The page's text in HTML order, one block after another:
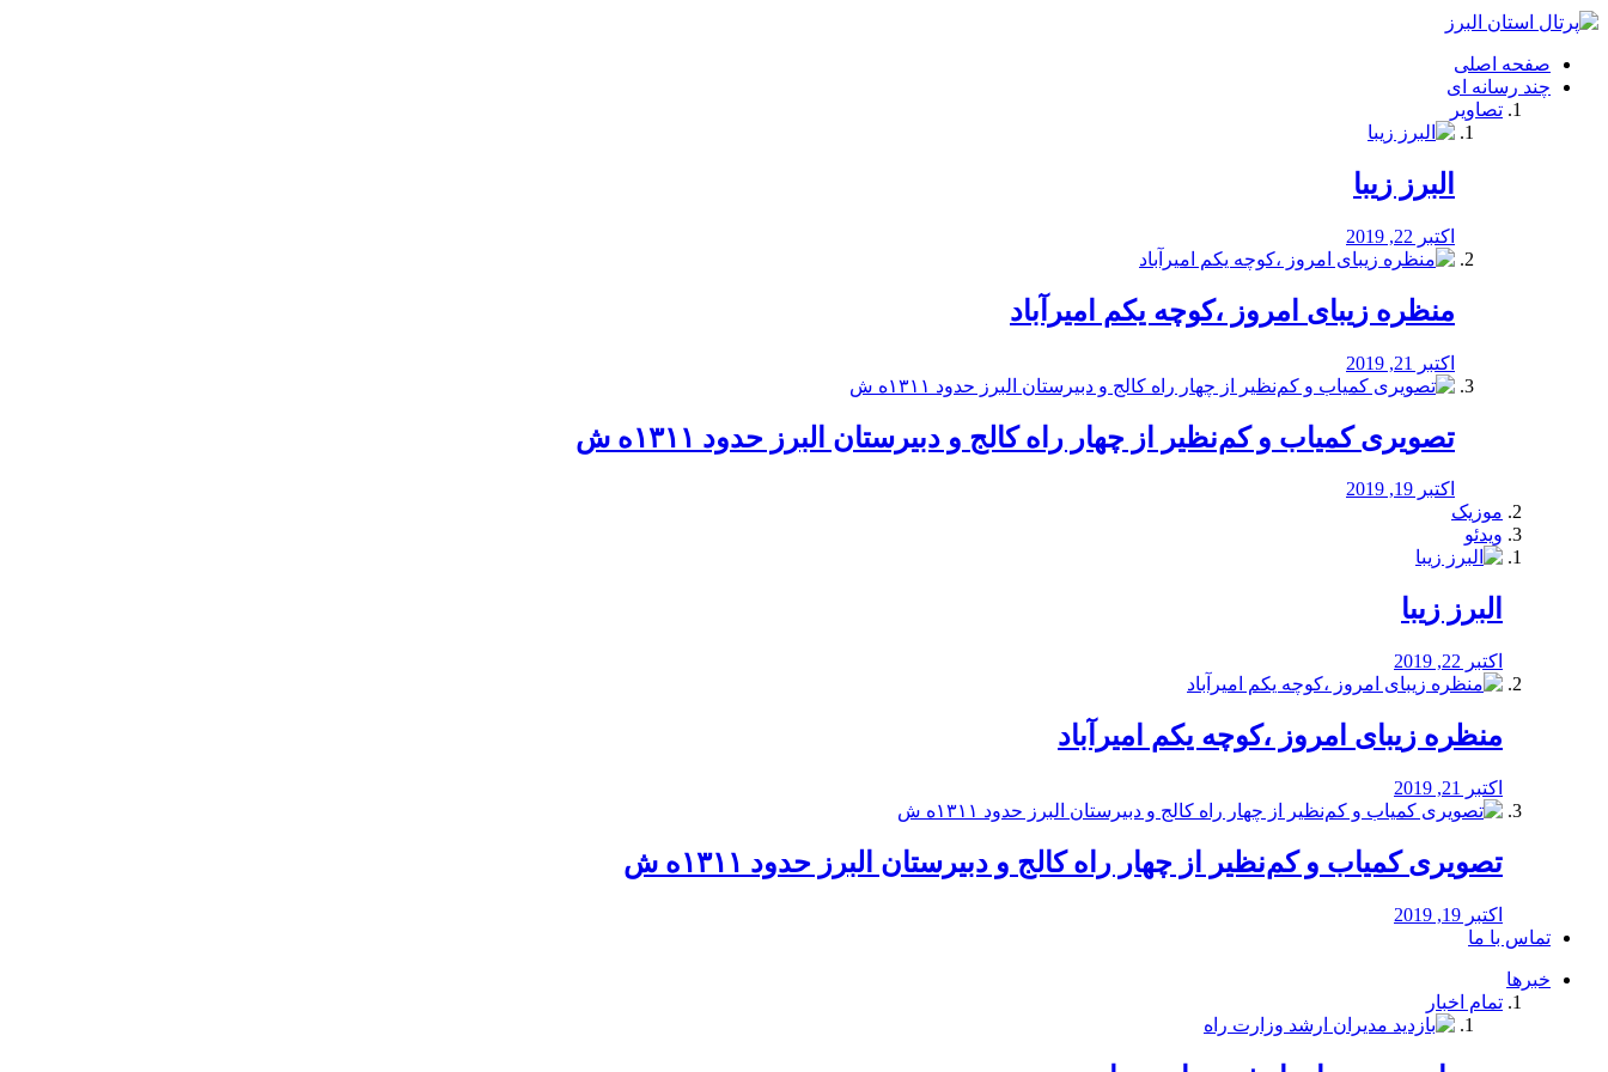
فصد
شرق
تهران
خشکشویی
صفحه اصلی
چند رسانه ای
تصاویر
البرز زیبا
اکتبر 22, 2019
منظره‌‌ زیبای امروز ،کوچه یکم امیرآباد
اکتبر 21, 2019
️تصویری کمیاب و کم‌نظیر از چهار راه كالج و دبيرستان البرز حدود ۱۳۱۱ه ش
اکتبر 19, 2019
موزیک
ویدئو
البرز زیبا
اکتبر 22, 2019
منظره‌‌ زیبای امروز ،کوچه یکم امیرآباد
اکتبر 21, 2019
️تصویری کمیاب و کم‌نظیر از چهار راه كالج و دبيرستان البرز حدود ۱۳۱۱ه ش
اکتبر 19, 2019
تماس با ما
خبرها
تمام اخبار